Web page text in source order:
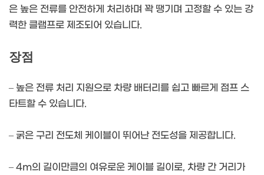
은 높은 전류를 안전하게 처리하며 꽉 땡기며 고정할 수 있는 강
력한 클램프로 제조되어 있습니다.
장점
– 높은 전류 처리 지원으로 차량 배터리를 쉽고 빠르게 점프 스
타트할 수 있습니다.
– 굵은 구리 전도체 케이블이 뛰어난 전도성을 제공합니다.
– 4m의 길이만큼의 여유로운 케이블 길이로, 차량 간 거리가